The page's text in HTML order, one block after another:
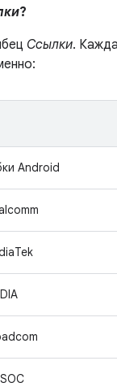
?
Ссылки.
Android